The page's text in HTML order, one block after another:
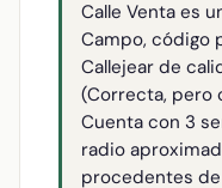
Calle Venta es
Campo, código
Callejear de
(Correcta, pero
Cuenta con 3
radio
procedentes de